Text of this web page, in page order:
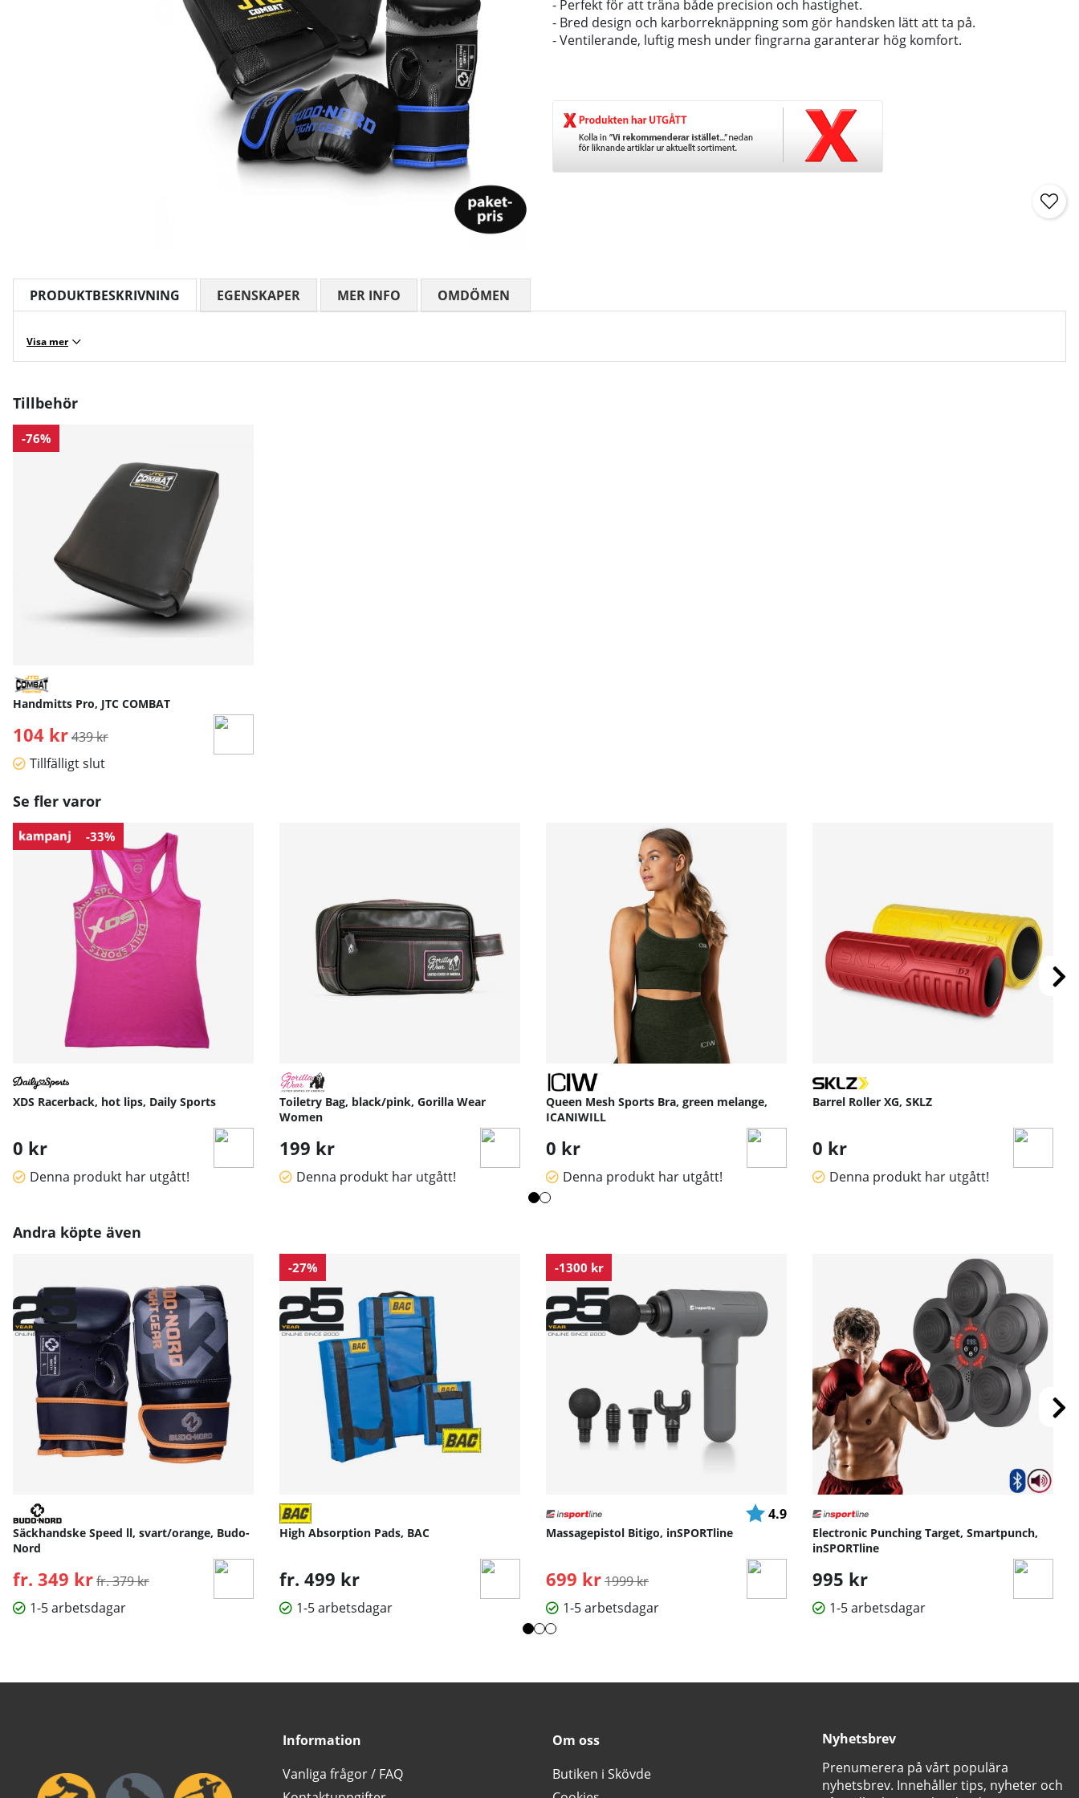
- Perfekt för att träna både precision och hastighet.
- Bred design och karborreknäppning som gör handsken lätt att ta på.
- Ventilerande, luftig mesh under fingrarna garanterar hög komfort.
PRODUKTBESKRIVNING
Visa mer
EGENSKAPER MER INFO OMDÖMEN
Tillbehör
-76%
Handmitts Pro, JTC COMBAT
104 kr Ordinarie pris:
439 kr
Tillfälligt slut
Se fler varor
-33%
XDS Racerback, hot lips, Daily Sports
0 kr
Denna produkt har utgått!
Toiletry Bag, black/pink, Gorilla Wear
Women
199 kr
Denna produkt har utgått!
Queen Mesh Sports Bra, green melange,
ICANIWILL
0 kr
Denna produkt har utgått!
Barrel Roller XG, SKLZ
0 kr
Denna produkt har utgått!
Andra köpte även
Säckhandske Speed ll, svart/orange, Budo-
Nord
fr. 349 krOrdinarie pris:
fr. 379 kr
1-5 arbetsdagar
-27%
High Absorption Pads, BAC
fr. 499 kr
1-5 arbetsdagar
-1300 kr
Betyg:
4.9 utav 5 stjärnor
Massagepistol Bitigo, inSPORTline
699 kr Ordinarie pris:
1999 kr
1-5 arbetsdagar
Electronic Punching Target, Smartpunch,
inSPORTline
995 kr
1-5 arbetsdagar
Information
Vanliga frågor / FAQ
Om oss
Butiken i Skövde
Nyhetsbrev
Prenumerera på vårt populära
nyhetsbrev. Innehåller tips, nyheter och